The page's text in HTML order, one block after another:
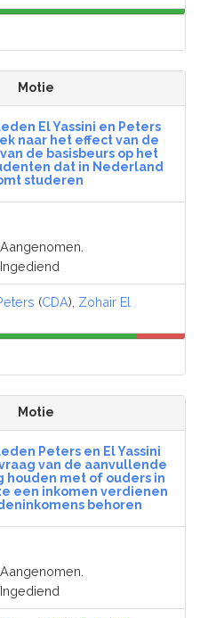
Motie
El Yassini en Peters
naar het effect van de
de basisbeurs op het
dat in Nederland
studeren
(CDA), Zohair El
Motie
Peters en El Yassini
van de aanvullende
houden met of ouders in
een inkomen verdienen
behoren